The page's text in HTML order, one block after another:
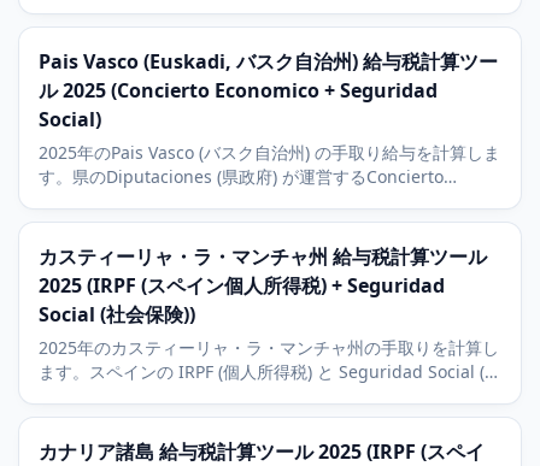
ド (Renault)、ブルゴス、サラマンカの経済状況も解説。
Pais Vasco (Euskadi, バスク自治州) 給与税計算ツー
ル 2025 (Concierto Economico + Seguridad
Social)
2025年のPais Vasco (バスク自治州) の手取り給与を計算しま
す。県のDiputaciones (県政府) が運営するConcierto
Sebastian、Vitoriaの文脈。
カスティーリャ・ラ・マンチャ州 給与税計算ツール
2025 (IRPF (スペイン個人所得税) + Seguridad
Social (社会保険))
2025年のカスティーリャ・ラ・マンチャ州の手取りを計算し
ます。スペインの IRPF (個人所得税) と Seguridad Social (社
経済状況とマドリード通勤圏も解説。
カナリア諸島 給与税計算ツール 2025 (IRPF (スペイ